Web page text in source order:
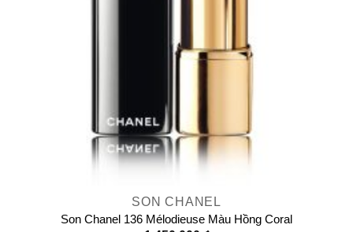
SON CHANEL
Son Chanel 136 Mélodieuse Màu Hồng Coral